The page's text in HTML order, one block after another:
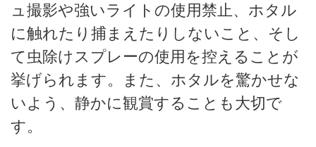
ュ撮影や強いライトの使用禁止、ホタル
に触れたり捕まえたりしないこと、そし
て虫除けスプレーの使用を控えることが
挙げられます。また、ホタルを驚かせな
いよう、静かに観賞することも大切で
す。